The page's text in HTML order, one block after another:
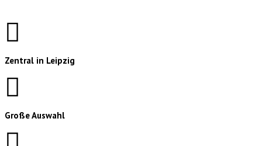
Zentral in Leipzig
Große Auswahl